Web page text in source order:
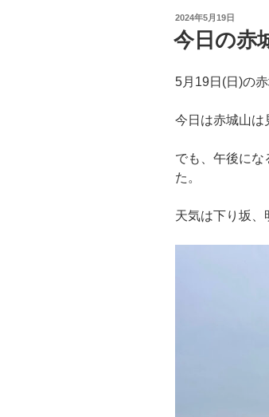
投
稿
日:
2024年5月19日
今日の赤
5月19日(日)の赤
今日は赤城山は
でも、午後にな
た。
天気は下り坂、